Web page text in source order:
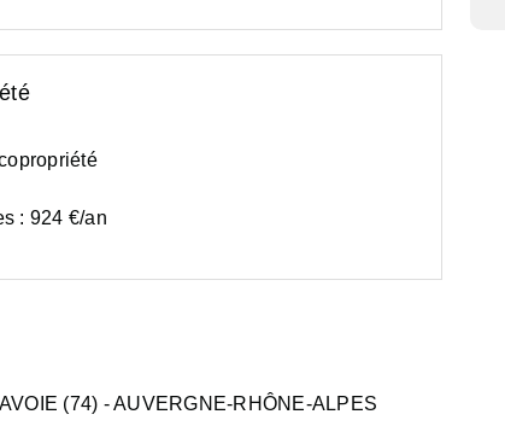
: 924 €/an
(74) - AUVERGNE-RHÔNE-ALPES